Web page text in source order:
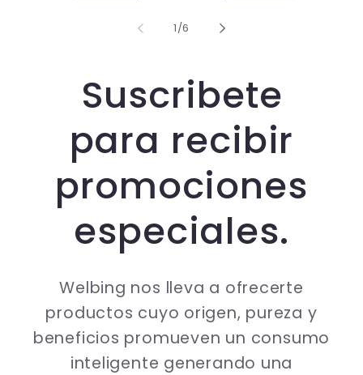
1/de
6
Suscribete
para recibir
promociones
especiales.
Welbing nos lleva a ofrecerte
productos cuyo origen, pureza y
beneficios promueven un consumo
inteligente generando una